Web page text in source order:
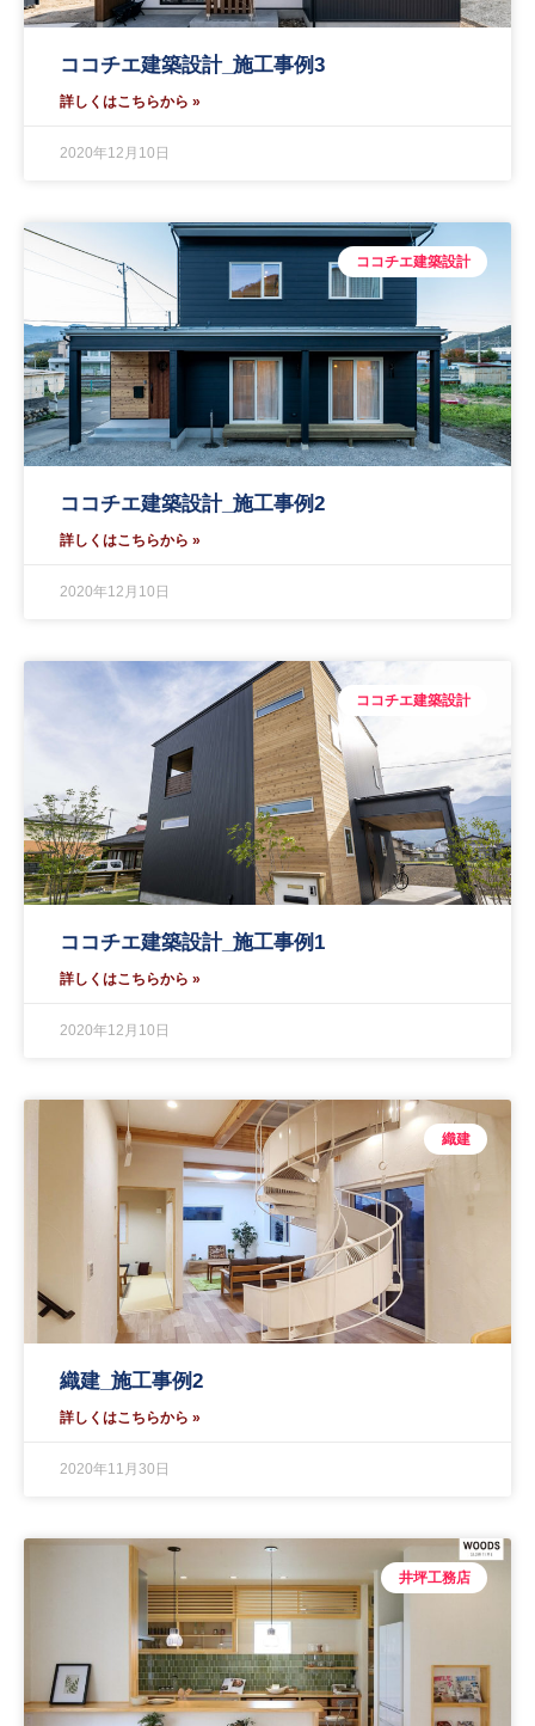
ココチエ建築設計_施工事例3
詳しくはこちらから »
2020年12月10日
ココチエ建築設計
ココチエ建築設計_施工事例2
詳しくはこちらから »
2020年12月10日
ココチエ建築設計
ココチエ建築設計_施工事例1
詳しくはこちらから »
2020年12月10日
織建
織建_施工事例2
詳しくはこちらから »
2020年11月30日
井坪工務店